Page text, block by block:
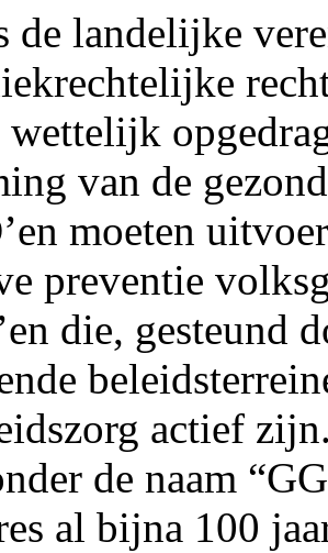
de landelijke
wettelijk
van de
moeten
preventie
die, gesteund
actief
de naam
al bijna 100